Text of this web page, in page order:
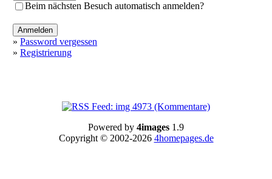
Beim nächsten Besuch automatisch anmelden?
» Password vergessen
» Registrierung
Powered by 4images 1.9
Copyright © 2002-2026 4homepages.de